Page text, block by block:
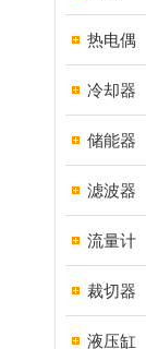
热电偶
冷却器
储能器
滤波器
流量计
裁切器
液压缸